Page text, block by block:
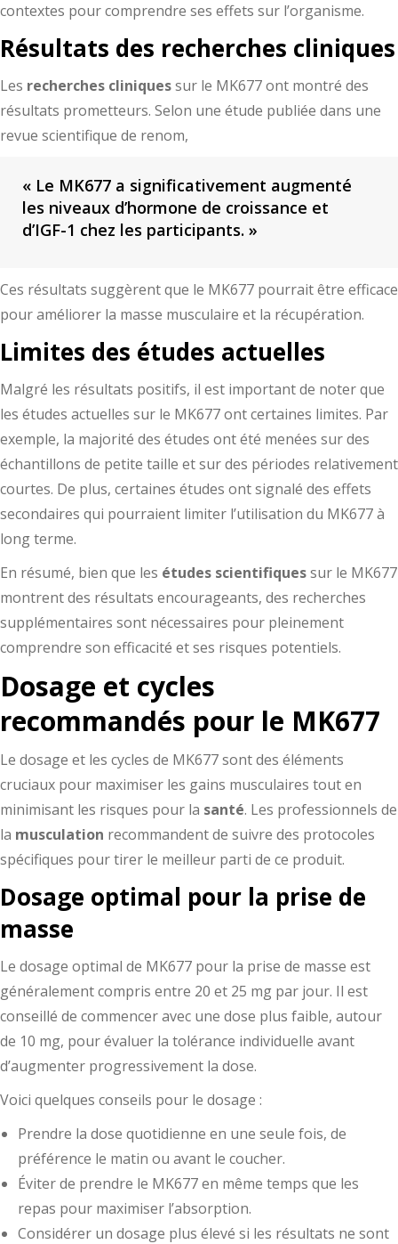
contextes pour comprendre ses effets sur l’organisme.
Résultats des recherches cliniques
Les recherches cliniquessur le MK677 ont montré des
résultats prometteurs. Selon une étude publiée dans une
revue scientifique de renom,
« Le MK677 a significativement augmenté
les niveaux d’hormone de croissance et
d’IGF-1 chez les participants. »
Ces résultats suggèrent que le MK677 pourrait être efficace
pour améliorer la masse musculaire et la récupération.
Limites des études actuelles
Malgré les résultats positifs, il est important de noter que
les études actuelles sur le MK677 ont certaines limites. Par
exemple, la majorité des études ont été menées sur des
échantillons de petite taille et sur des périodes relativement
courtes. De plus, certaines études ont signalé des effets
secondaires qui pourraient limiter l’utilisation du MK677 à
long terme.
En résumé, bien que les études scientifiquessur le MK677
montrent des résultats encourageants, des recherches
supplémentaires sont nécessaires pour pleinement
comprendre son efficacité et ses risques potentiels.
Dosage et cycles
recommandés pour le MK677
Le dosage et les cycles de MK677 sont des éléments
cruciaux pour maximiser les gains musculaires tout en
minimisant les risques pour la santé. Les professionnels de
la musculation recommandent de suivre des protocoles
spécifiques pour tirer le meilleur parti de ce produit.
Dosage optimal pour la prise de
masse
Le dosage optimal de MK677 pour la prise de masse est
généralement compris entre 20 et 25 mg par jour. Il est
conseillé de commencer avec une dose plus faible, autour
de 10 mg, pour évaluer la tolérance individuelle avant
d’augmenter progressivement la dose.
Voici quelques conseils pour le dosage :
Prendre la dose quotidienne en une seule fois, de
préférence le matin ou avant le coucher.
Éviter de prendre le MK677 en même temps que les
repas pour maximiser l’absorption.
Considérer un dosage plus élevé si les résultats ne sont